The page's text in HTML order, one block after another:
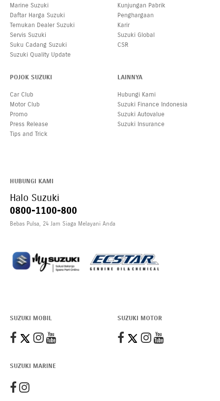
Marine Suzuki
Daftar Harga Suzuki
Temukan Dealer Suzuki
Servis Suzuki
Suku Cadang Suzuki
Suzuki Quality Update
Kunjungan Pabrik
Penghargaan
Karir
Suzuki Global
CSR
POJOK SUZUKI
Car Club
Motor Club
Promo
Press Release
Tips and Trick
LAINNYA
Hubungi Kami
Suzuki Finance Indonesia
Suzuki Autovalue
Suzuki Insurance
HUBUNGI KAMI
Halo Suzuki
0800-1100-800
Bebas Pulsa, 24 Jam Siaga Melayani Anda
SUZUKI MOBIL SUZUKI MOTOR
SUZUKI MARINE